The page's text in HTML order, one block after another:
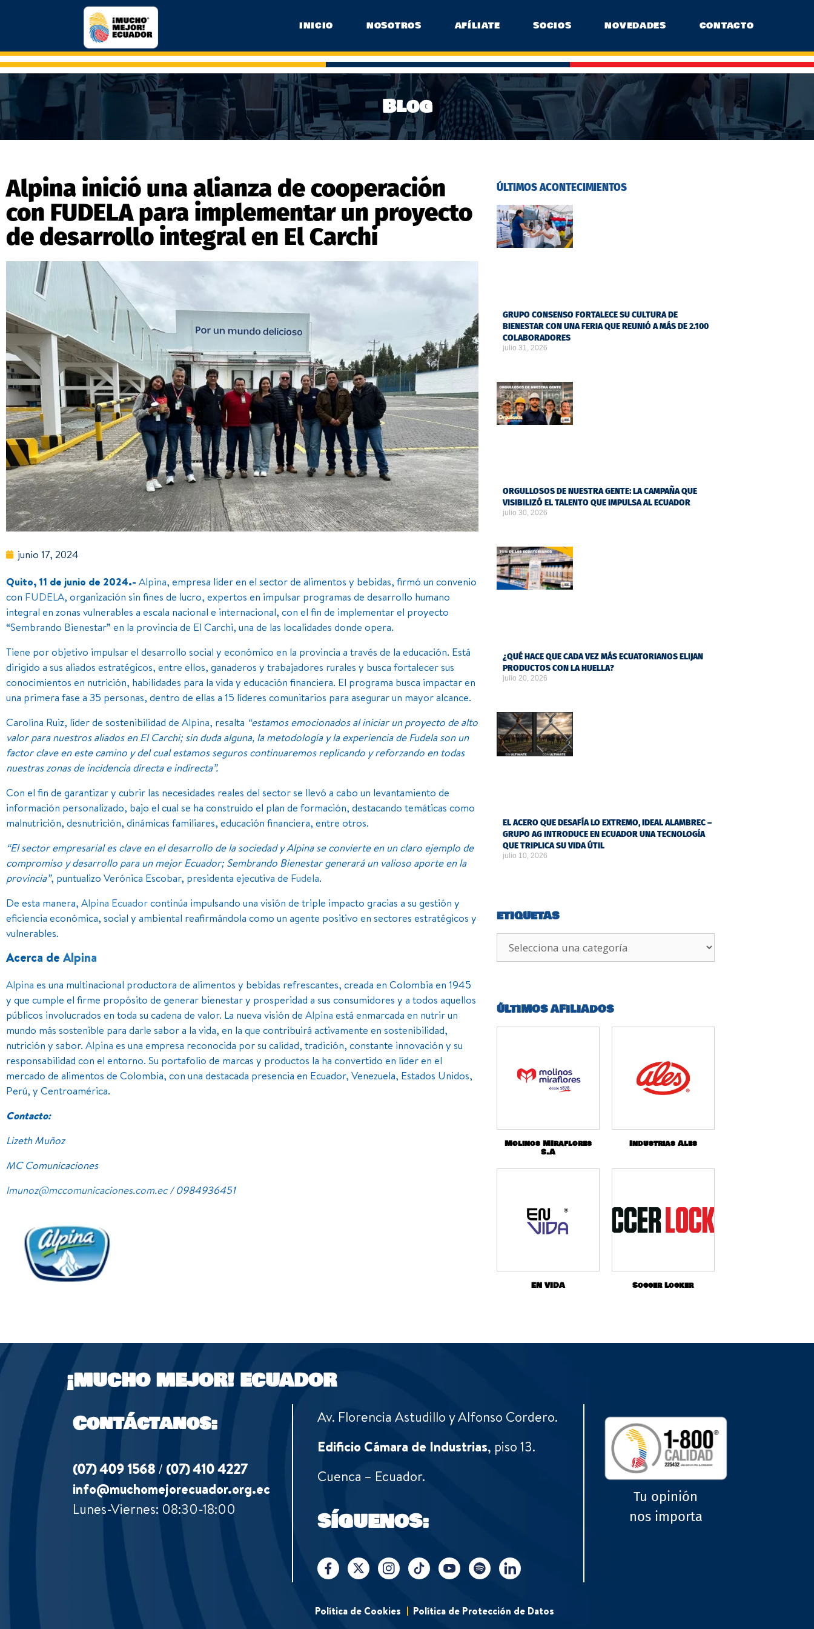
INICIO NOSOTROS AFÍLIATE SOCIOS NOVEDADES CONTACTO
Blog
Alpina inició una alianza de cooperación
con FUDELA para implementar un proyecto
de desarrollo integral en El Carchi
junio 17, 2024
Quito, 11 de junio de 2024.- Alpina, empresa líder en el sector de alimentos y bebidas, firmó un convenio
con FUDELA, organización sin fines de lucro, expertos en impulsar programas de desarrollo humano
integral en zonas vulnerables a escala nacional e internacional, con el fin de implementar el proyecto
“Sembrando Bienestar” en la provincia de El Carchi, una de las localidades donde opera.
Tiene por objetivo impulsar el desarrollo social y económico en la provincia a través de la educación. Está
dirigido a sus aliados estratégicos, entre ellos, ganaderos y trabajadores rurales y busca fortalecer sus
conocimientos en nutrición, habilidades para la vida y educación financiera. El programa busca impactar en
una primera fase a 35 personas, dentro de ellas a 15 líderes comunitarios para asegurar un mayor alcance.
Carolina Ruiz, líder de sostenibilidad de Alpina, resalta “estamos emocionados al iniciar un proyecto de alto
valor para nuestros aliados en El Carchi; sin duda alguna, la metodología y la experiencia de Fudela son un
factor clave en este camino y del cual estamos seguros continuaremos replicando y reforzando en todas
nuestras zonas de incidencia directa e indirecta”.
Con el fin de garantizar y cubrir las necesidades reales del sector se llevó a cabo un levantamiento de
información personalizado, bajo el cual se ha construido el plan de formación, destacando temáticas como
malnutrición, desnutrición, dinámicas familiares, educación financiera, entre otros.
“El sector empresarial es clave en el desarrollo de la sociedad y Alpina se convierte en un claro ejemplo de
compromiso y desarrollo para un mejor Ecuador; Sembrando Bienestar generará un valioso aporte en la
provincia”, puntualizo Verónica Escobar, presidenta ejecutiva de Fudela.
De esta manera, Alpina Ecuadorcontinúa impulsando una visión de triple impacto gracias a su gestión y
eficiencia económica, social y ambiental reafirmándola como un agente positivo en sectores estratégicos y
vulnerables.
Acerca de Alpina
Alpina es una multinacional productora de alimentos y bebidas refrescantes, creada en Colombia en 1945
y que cumple el firme propósito de generar bienestar y prosperidad a sus consumidores y a todos aquellos
públicos involucrados en toda su cadena de valor. La nueva visión de Alpina está enmarcada en nutrir un
mundo más sostenible para darle sabor a la vida, en la que contribuirá activamente en sostenibilidad,
nutrición y sabor. Alpina es una empresa reconocida por su calidad, tradición, constante innovación y su
responsabilidad con el entorno. Su portafolio de marcas y productos la ha convertido en líder en el
mercado de alimentos de Colombia, con una destacada presencia en Ecuador, Venezuela, Estados Unidos,
Perú, y Centroamérica.
Contacto:
Lizeth Muñoz
MC Comunicaciones
lmunoz@mccomunicaciones.com.ec/ 0984936451
ÚLTIMOS ACONTECIMIENTOS
GRUPO CONSENSO FORTALECE SU CULTURA DE
BIENESTAR CON UNA FERIA QUE REUNIÓ A MÁS DE 2.100
COLABORADORES
julio 31, 2026
ORGULLOSOS DE NUESTRA GENTE: LA CAMPAÑA QUE
VISIBILIZÓ EL TALENTO QUE IMPULSA AL ECUADOR
julio 30, 2026
¿QUÉ HACE QUE CADA VEZ MÁS ECUATORIANOS ELIJAN
PRODUCTOS CON LA HUELLA?
julio 20, 2026
EL ACERO QUE DESAFÍA LO EXTREMO, IDEAL ALAMBREC –
GRUPO AG INTRODUCE EN ECUADOR UNA TECNOLOGÍA
QUE TRIPLICA SU VIDA ÚTIL
julio 10, 2026
ETIQUETAS
ÚLTIMOS AFILIADOS
Molinos MIraflores
S.A
Industrias Ales
EN VIDA Soccer Locker
¡MUCHO MEJOR! ECUADOR
Contáctanos:
(07) 409 1568 / (07) 410 4227
info@muchomejorecuador.org.ec
Lunes-Viernes: 08:30-18:00
Av. Florencia Astudillo y Alfonso Cordero.
Edificio Cámara de Industrias, piso 13.
Cuenca – Ecuador.
SÍGUENOS:
Tu opinión
nos importa
Política de Cookies Política de Protección de Datos